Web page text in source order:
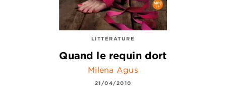
LITTÉRATURE
Quand le requin dort
Milena Agus
21/04/2010